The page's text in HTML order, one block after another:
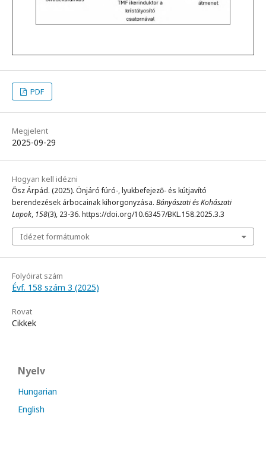
PDF
Megjelent
2025-09-29
Hogyan kell idézni
Ősz Árpád. (2025). Önjáró fúró-, lyukbefejező- és kútjavító
berendezések árbocainak kihorgonyzása. Bányászati és Kohászati
Lapok, 158(3), 23-36. https://doi.org/10.63457/BKL.158.2025.3.3
Idézet formátumok
Folyóirat szám
Évf. 158 szám 3 (2025)
Rovat
Cikkek
Nyelv
Hungarian
English